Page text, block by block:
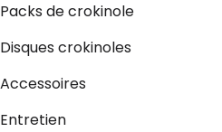
Packs de crokinole
Disques crokinoles
Accessoires
Entretien